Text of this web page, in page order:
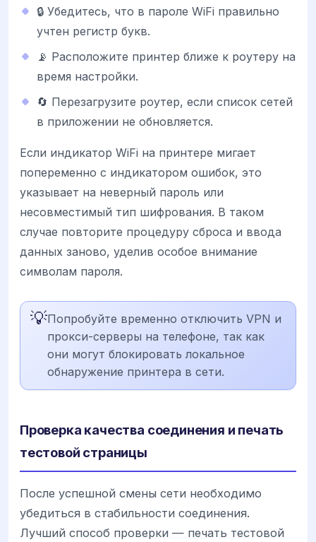
🔒 Убедитесь, что в пароле WiFi правильно
учтен регистр букв.
📡 Расположите принтер ближе к роутеру на
время настройки.
🔄 Перезагрузите роутер, если список сетей
в приложении не обновляется.
Если индикатор WiFi на принтере мигает
попеременно с индикатором ошибок, это
указывает на неверный пароль или
несовместимый тип шифрования. В таком
случае повторите процедуру сброса и ввода
данных заново, уделив особое внимание
символам пароля.
💡Попробуйте временно отключить VPN и
прокси-серверы на телефоне, так как
они могут блокировать локальное
обнаружение принтера в сети.
Проверка качества соединения и печать
тестовой страницы
После успешной смены сети необходимо
убедиться в стабильности соединения.
Лучший способ проверки — печать тестовой